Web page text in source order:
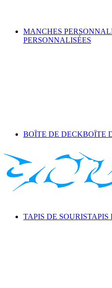
MANCHES
PERSONNALISÉES
BOÎTE DE DECKBOÎTE
TAPIS DE SOURISTAPIS